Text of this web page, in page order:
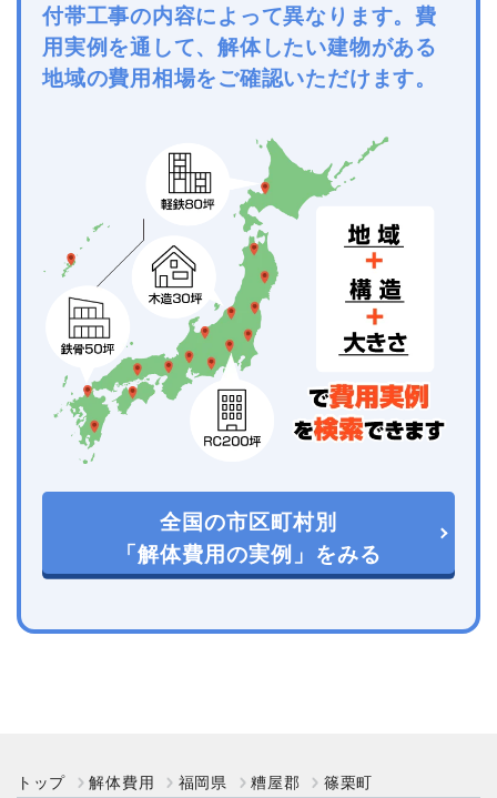
付帯工事の内容によって異なります。費
用実例を通して、解体したい建物がある
地域の費用相場をご確認いただけます。
全国の市区町村別
「解体費用の実例」をみる
トップ 解体費用 福岡県 糟屋郡 篠栗町